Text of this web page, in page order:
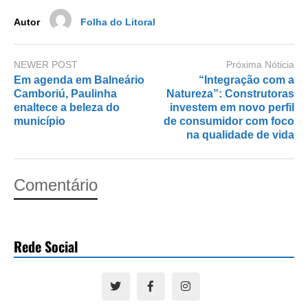
Autor Folha do Litoral
NEWER POST
Em agenda em Balneário
Camboriú, Paulinha
enaltece a beleza do
município
Próxima Nóticia
“Integração com a
Natureza”: Construtoras
investem em novo perfil
de consumidor com foco
na qualidade de vida
Comentário
Rede Social